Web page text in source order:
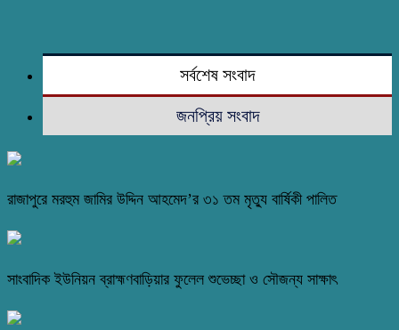
সর্বশেষ সংবাদ
জনপ্রিয় সংবাদ
রাজাপুরে মরহুম জামির উদ্দিন আহমেদ’র ৩১ তম মৃত্যু বার্ষিকী পালিত
সাংবাদিক ইউনিয়ন ব্রাহ্মণবাড়িয়ার ফুলেল শুভেচ্ছা ও সৌজন্য সাক্ষাৎ